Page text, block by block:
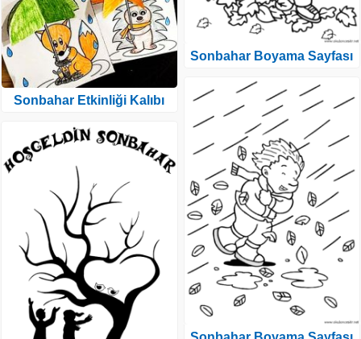
Sonbahar Etkinliği Kalıbı
Sonbahar Boyama Sayfası